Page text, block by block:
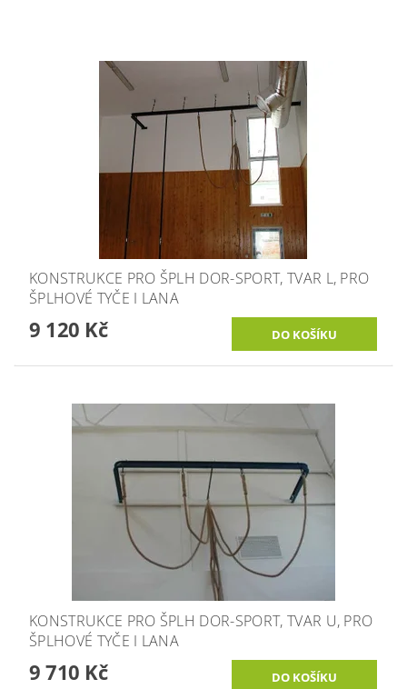
KONSTRUKCE PRO ŠPLH DOR-SPORT, TVAR L, PRO
ŠPLHOVÉ TYČE I LANA
9 120 Kč
KONSTRUKCE PRO ŠPLH DOR-SPORT, TVAR U, PRO
ŠPLHOVÉ TYČE I LANA
9 710 Kč